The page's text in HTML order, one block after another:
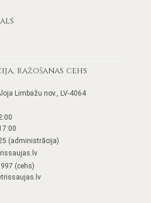
ražošanas cehs
Limbažu nov., LV-4064
(administrācija)
(cehs)